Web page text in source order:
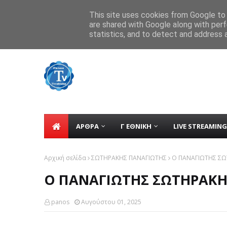
ΕΠΣ Έβρου: Οι αποφάσεις για το
ΑΡΘΡΑ Γ ΕΘΝΙΚΗ LIVE STREAMING
Αρχική σελίδα ΣΩΤΗΡΑΚΗΣ ΠΑΝΑΓΙΩΤΗΣ Ο ΠΑΝΑΓΙΩΤΗΣ
Ο ΠΑΝΑΓΙΩΤΗΣ
panos Αυγούστου 01, 2025
This site uses cookies from Google
are shared with Google along with
statistics, and to detect and address